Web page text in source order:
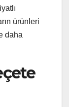
ürünleri
daha